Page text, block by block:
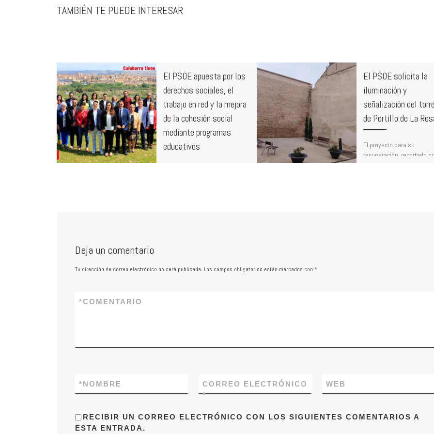
TAMBIÉN TE PUEDE INTERESAR
El PSOE apuesta por los
derechos sociales, el
trabajo en red y la mejora
de la cohesión social
mediante programas
educativos
El PSOE solicita la
iluminación y
señalización del
de Portillo de La
El proyecto para su
recuperación, recortado
Deja un comentario
Tu dirección de correo electrónico no será publicada. Los campos obligatorios están marcados con *
COMENTARIO
*
NOMBRE
*
CORREO ELECTRÓNICO
*
WEB
RECIBIR UN CORREO ELECTRÓNICO CON LOS SIGUIENTES COMENTARIOS A
ESTA ENTRADA.